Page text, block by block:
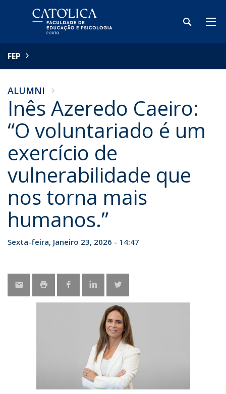
FEP
ALUMNI
Inês Azeredo Caeiro:
“O voluntariado é um
exercício de
vulnerabilidade que
nos torna mais
humanos.”
Sexta-feira, Janeiro 23, 2026 - 14:47